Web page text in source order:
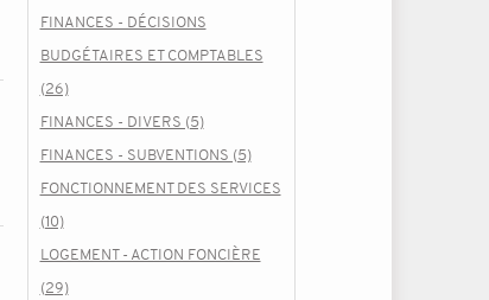
FINANCES - DÉCISIONS
BUDGÉTAIRES ET COMPTABLES
(26)
FINANCES - DIVERS (5)
FINANCES - SUBVENTIONS (5)
FONCTIONNEMENT DES SERVICES
(10)
LOGEMENT - ACTION FONCIÈRE
(29)